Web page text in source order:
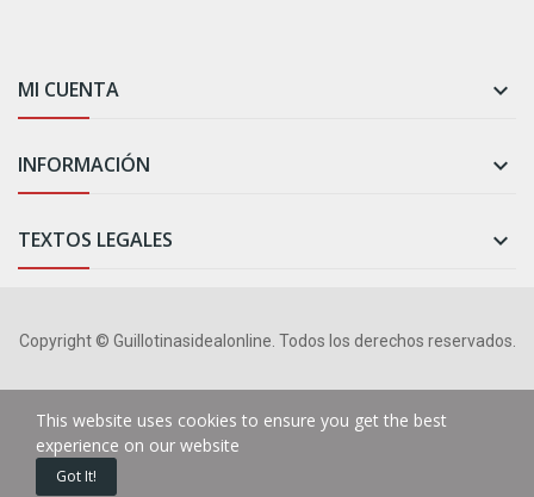
MI CUENTA 
INFORMACIÓN 
TEXTOS LEGALES 
Copyright © Guillotinasidealonline. Todos los derechos reservados.
This website uses cookies to ensure you get the best
experience on our website
Got It!